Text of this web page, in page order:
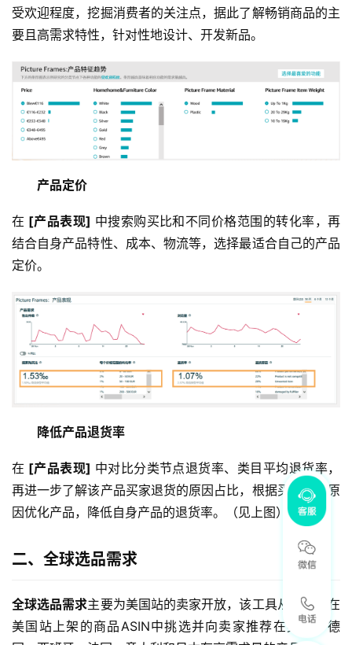
受欢迎程度，挖掘消费者的关注点，据此了解畅销商品的主
要且高需求特性，针对性地设计、开发新品。
产品定价
在 [产品表现] 中搜索购买比和不同价格范围的转化率，再
结合自身产品特性、成本、物流等，选择最适合自己的产品
定价。
降低产品退货率
在 [产品表现] 中对比分类节点退货率、类目平均退货率，
再进一步了解该产品买家退货的原因占比，根据买家退货原
因优化产品，降低自身产品的退货率。（见上图）
二、全球选品需求
全球选品需求主要为美国站的卖家开放，该工具从卖家已在
美国站上架的商品ASIN中挑选并向卖家推荐在英国、德